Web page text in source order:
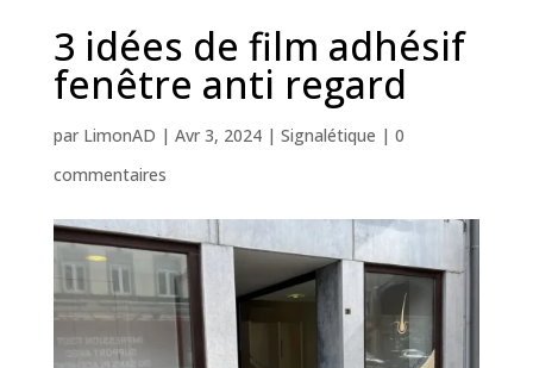
3 idées de film adhésif
fenêtre anti regard
par LimonAD | Avr 3, 2024| Signalétique | 0
commentaires